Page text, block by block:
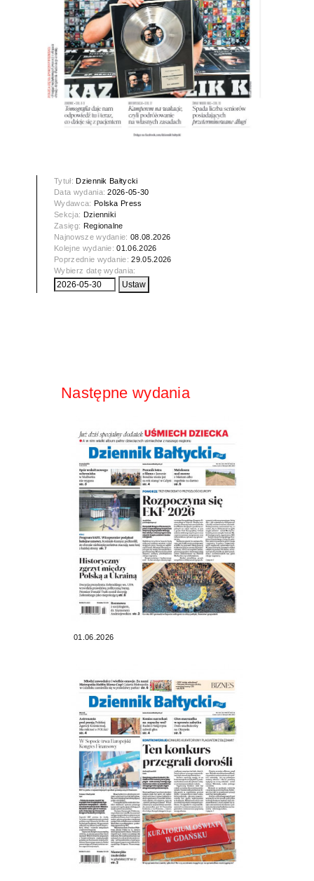
Tytuł: Dziennik Bałtycki
Data wydania:2026-05-30
Wydawca: Polska Press
Sekcja: Dzienniki
Zasięg: Regionalne
Najnowsze wydanie:08.08.2026
Kolejne wydanie:01.06.2026
Poprzednie wydanie:29.05.2026
Wybierz datę wydania:
Następne wydania
01.06.2026